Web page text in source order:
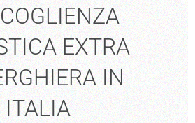
EXTRA
IN
ITALIA